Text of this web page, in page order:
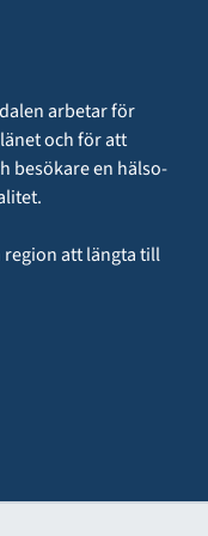
arbetar för
och för att
besökare en hälso-
region att längta till